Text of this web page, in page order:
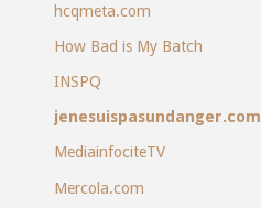
hcqmeta.com
How Bad is My Batch
INSPQ
jenesuispasundanger.com
MediainfociteTV
Mercola.com